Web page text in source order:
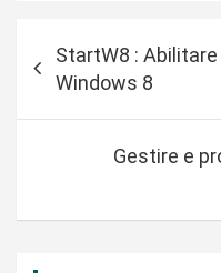
a
StartW8 :
Windows 8
Gestire e